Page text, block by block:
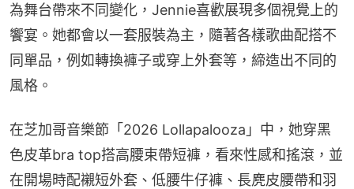
為舞台帶來不同變化，Jennie喜歡展現多個視覺上的
饗宴。她都會以一套服裝為主，隨著各樣歌曲配搭不
同單品，例如轉換褲子或穿上外套等，締造出不同的
風格。
在芝加哥音樂節「2026 Lollapalooza」中，她穿黑
色皮革bra top搭高腰束帶短褲，看來性感和搖滾，並
在開場時配襯短外套、低腰牛仔褲、長麂皮腰帶和羽